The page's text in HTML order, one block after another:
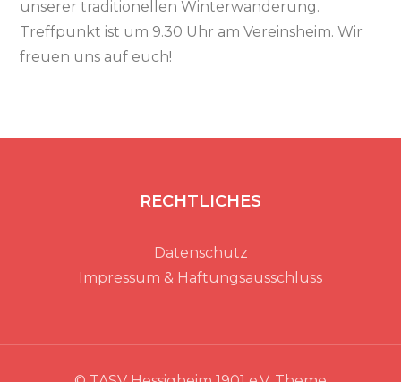
unserer traditionellen Winterwanderung.
Treffpunkt ist um 9.30 Uhr am Vereinsheim. Wir
freuen uns auf euch!
RECHTLICHES
Datenschutz
Impressum & Haftungsausschluss